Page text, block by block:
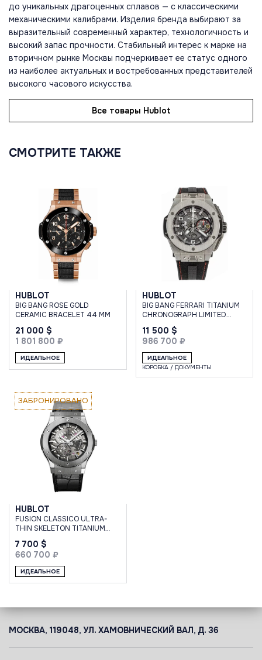
до уникальных драгоценных сплавов — с классическими
механическими калибрами. Изделия бренда выбирают за
выразительный современный характер, технологичность и
высокий запас прочности. Стабильный интерес к марке на
вторичном рынке Москвы подчеркивает ее статус одного
из наиболее актуальных и востребованных представителей
высокого часового искусства.
Все товары Hublot
СМОТРИТЕ ТАКЖЕ
HUBLOT
BIG BANG ROSE GOLD
CERAMIC BRACELET 44 MM
21 000 $
1 801 800 ₽
ИДЕАЛЬНОЕ
HUBLOT
BIG BANG FERRARI TITANIUM
CHRONOGRAPH LIMITED
11 500 $
986 700 ₽
ИДЕАЛЬНОЕ
КОРОБКА / ДОКУМЕНТЫ
ЗАБРОНИРОВАНО
HUBLOT
FUSION CLASSICO ULTRA-
THIN SKELETON TITANIUM
7 700 $
660 700 ₽
ИДЕАЛЬНОЕ
МОСКВА, 119048, УЛ. ХАМОВНИЧЕСКИЙ ВАЛ, Д. 36